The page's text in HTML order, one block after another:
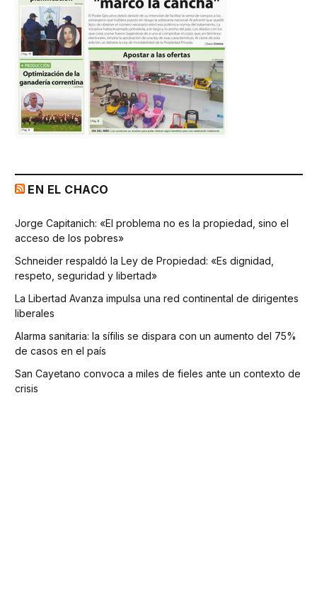
EN EL CHACO
Jorge Capitanich: «El problema no es la propiedad, sino el
acceso de los pobres»
Schneider respaldó la Ley de Propiedad: «Es dignidad,
respeto, seguridad y libertad»
La Libertad Avanza impulsa una red continental de dirigentes
liberales
Alarma sanitaria: la sífilis se dispara con un aumento del 75%
de casos en el país
San Cayetano convoca a miles de fieles ante un contexto de
crisis